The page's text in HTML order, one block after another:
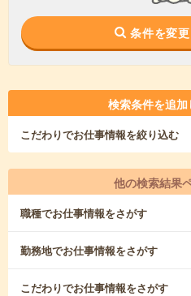
条件を変
検索条件を追
こだわりでお仕事情報を絞り込む
他の検索結果
職種でお仕事情報をさがす
勤務地でお仕事情報をさがす
こだわりでお仕事情報をさがす